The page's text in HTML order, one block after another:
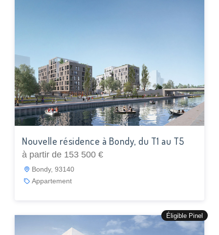
Nouvelle résidence à Bondy, du T1 au T5
à partir de 153 500 €
Bondy, 93140
Appartement
Éligible Pinel